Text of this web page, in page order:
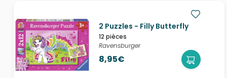
2 Puzzles - Filly Butterfly
12 pièces
Ravensburger
8,95€